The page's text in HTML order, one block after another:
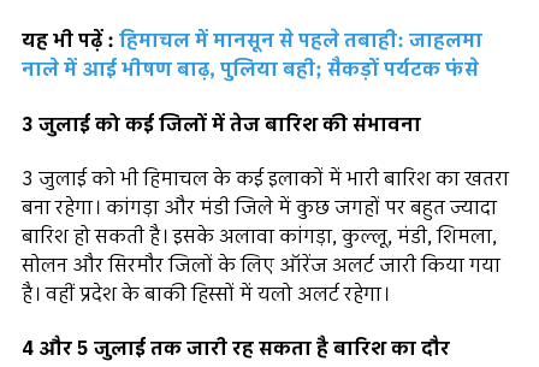
यह भी पढ़ें : हिमाचल में मानसून से पहले तबाही: जाहलमा
नाले में आई भीषण बाढ़, पुलिया बही; सैकड़ों पर्यटक फंसे
3 जुलाई को कई जिलों में तेज बारिश की संभावना
3 जुलाई को भी हिमाचल के कई इलाकों में भारी बारिश का खतरा
बना रहेगा। कांगड़ा और मंडी जिले में कुछ जगहों पर बहुत ज्यादा
बारिश हो सकती है। इसके अलावा कांगड़ा, कुल्लू, मंडी, शिमला,
सोलन और सिरमौर जिलों के लिए ऑरेंज अलर्ट जारी किया गया
है। वहीं प्रदेश के बाकी हिस्सों में यलो अलर्ट रहेगा।
4 और 5 जुलाई तक जारी रह सकता है बारिश का दौर